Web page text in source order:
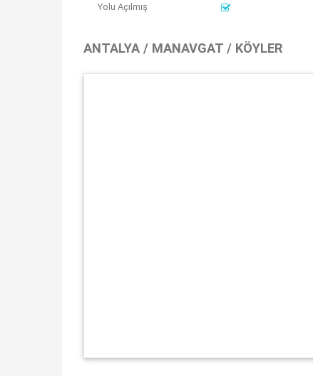
Yolu Açılmış
ANTALYA / MANAVGAT / KÖYLER